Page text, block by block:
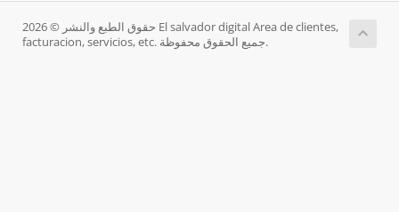
حقوق الطبع والنشر © 2026 El salvador digital Area de clientes,
facturacion, servicios, etc. جميع الحقوق محفوظة.